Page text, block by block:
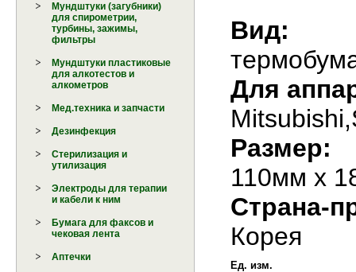
Мундштуки (загубники)
для спирометрии,
турбины, зажимы,
фильтры
Мундштуки пластиковые
для алкотестов и
алкометров
Мед.техника и запчасти
Дезинфекция
Стерилизация и
утилизация
Электроды для терапии
и кабели к ним
Бумага для факсов и
чековая лента
Аптечки
Вид:
Для
Размер:
110мм х
Страна-
Корея
Ед. изм.